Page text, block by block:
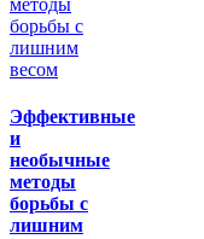
Эффективные
и
необычные
методы
борьбы с
лишним